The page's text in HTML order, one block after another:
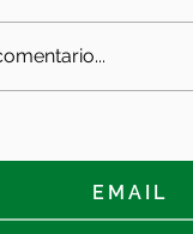
Segunda con
EMAIL